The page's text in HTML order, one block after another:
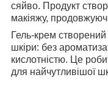
сяйво. Продукт
макіяжу,
Гель-крем
шкіри: без
кислотністю. Це
для найчутливішої